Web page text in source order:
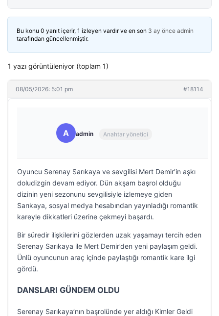
Bu konu 0 yanıt içerir, 1 izleyen vardır ve en son 3 ay önce admin
tarafından güncellenmiştir.
1 yazı görüntüleniyor (toplam 1)
08/05/2026: 5:01 pm #18114
A admin Anahtar yönetici
Oyuncu Serenay Sarıkaya ve sevgilisi Mert Demir’in aşkı
doludizgin devam ediyor. Dün akşam başrol olduğu
dizinin yeni sezonunu sevgilisiyle izlemeye giden
Sarıkaya, sosyal medya hesabından yayınladığı romantik
kareyle dikkatleri üzerine çekmeyi başardı.
Bir süredir ilişkilerini gözlerden uzak yaşamayı tercih eden
Serenay Sarıkaya ile Mert Demir’den yeni paylaşım geldi.
Ünlü oyuncunun araç içinde paylaştığı romantik kare ilgi
gördü.
DANSLARI GÜNDEM OLDU
Serenay Sarıkaya’nın başrolünde yer aldığı Kimler Geldi